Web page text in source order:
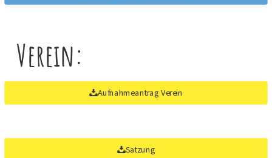
Verein:
Aufnahmeantrag Verein
Satzung